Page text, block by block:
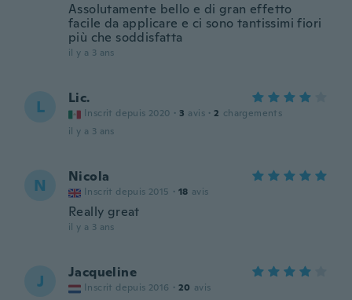
Assolutamente bello e di gran effetto
facile da applicare e ci sono tantissimi fiori
più che soddisfatta
il y a 3 ans
L Lic.
Inscrit depuis 2020 · 3 avis · 2 chargements
il y a 3 ans
N Nicola
Inscrit depuis 2015 · 18 avis
Really great
il y a 3 ans
J Jacqueline
Inscrit depuis 2016 · 20 avis